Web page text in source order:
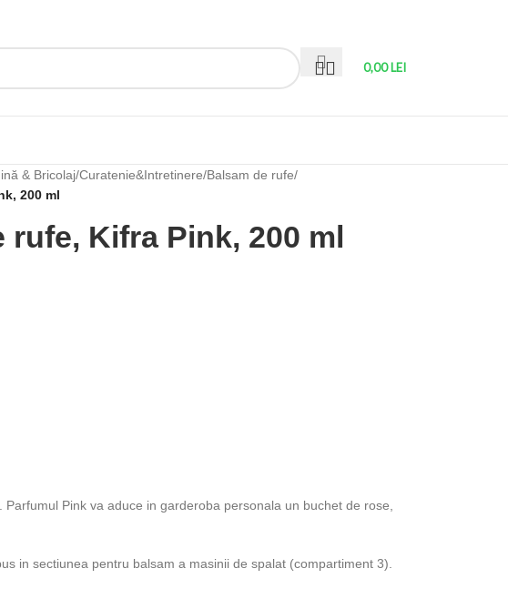
0,00LEI
& Bricolaj/Curatenie&Intretinere/Balsam de rufe/
200 ml
rufe, Kifra Pink, 200 ml
Pink va aduce in garderoba personala un buchet de rose,
in sectiunea pentru balsam a masinii de spalat (compartiment 3).